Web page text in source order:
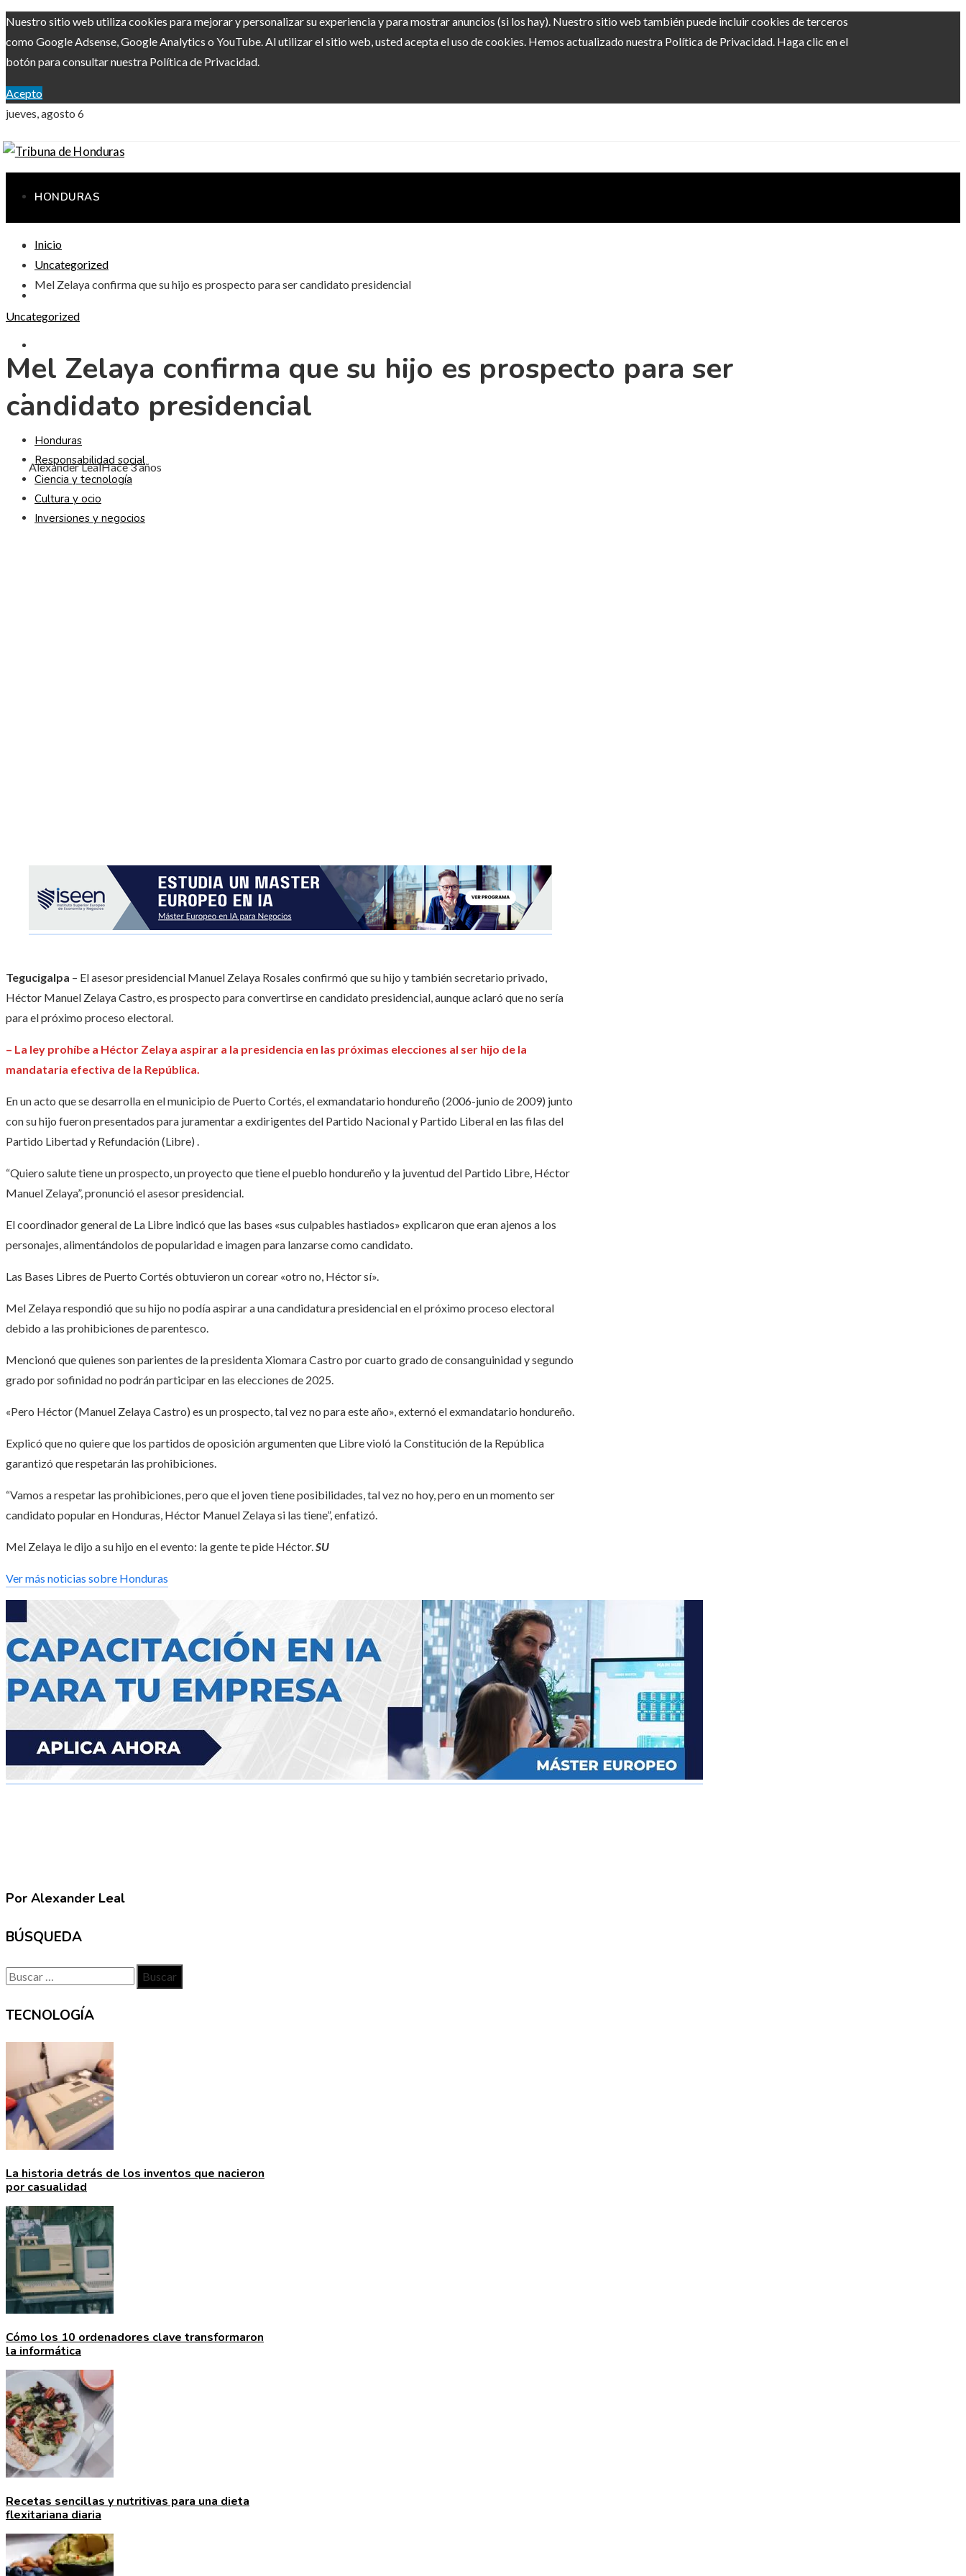
Nuestro sitio web utiliza cookies para mejorar y personalizar su experiencia y para mostrar anuncios (si los hay). Nuestro sitio web también puede incluir cookies de terceros
como Google Adsense, Google Analytics o YouTube. Al utilizar el sitio web, usted acepta el uso de cookies. Hemos actualizado nuestra Política de Privacidad. Haga clic en el
botón para consultar nuestra Política de Privacidad.
Acepto
jueves, agosto 6
HONDURAS
RESPONSABILIDAD SOCIAL
INVERSIONES Y NEGOCIOS
Honduras
Responsabilidad social
Ciencia y tecnología
Cultura y ocio
Inversiones y negocios
Inicio
Uncategorized
Mel Zelaya confirma que su hijo es prospecto para ser candidato presidencial
Uncategorized
Mel Zelaya confirma que su hijo es prospecto para ser
candidato presidencial
Alexander LealHace 3 años
Tegucigalpa – El asesor presidencial Manuel Zelaya Rosales confirmó que su hijo y también secretario privado,
Héctor Manuel Zelaya Castro, es prospecto para convertirse en candidato presidencial, aunque aclaró que no sería
para el próximo proceso electoral.
– La ley prohíbe a Héctor Zelaya aspirar a la presidencia en las próximas elecciones al ser hijo de la
mandataria efectiva de la República.
En un acto que se desarrolla en el municipio de Puerto Cortés, el exmandatario hondureño (2006-junio de 2009) junto
con su hijo fueron presentados para juramentar a exdirigentes del Partido Nacional y Partido Liberal en las filas del
Partido Libertad y Refundación (Libre) .
“Quiero salute tiene un prospecto, un proyecto que tiene el pueblo hondureño y la juventud del Partido Libre, Héctor
Manuel Zelaya”, pronunció el asesor presidencial.
El coordinador general de La Libre indicó que las bases «sus culpables hastiados» explicaron que eran ajenos a los
personajes, alimentándolos de popularidad e imagen para lanzarse como candidato.
Las Bases Libres de Puerto Cortés obtuvieron un corear «otro no, Héctor sí».
Mel Zelaya respondió que su hijo no podía aspirar a una candidatura presidencial en el próximo proceso electoral
debido a las prohibiciones de parentesco.
Mencionó que quienes son parientes de la presidenta Xiomara Castro por cuarto grado de consanguinidad y segundo
grado por sofinidad no podrán participar en las elecciones de 2025.
«Pero Héctor (Manuel Zelaya Castro) es un prospecto, tal vez no para este año», externó el exmandatario hondureño.
Explicó que no quiere que los partidos de oposición argumenten que Libre violó la Constitución de la República
garantizó que respetarán las prohibiciones.
“Vamos a respetar las prohibiciones, pero que el joven tiene posibilidades, tal vez no hoy, pero en un momento ser
candidato popular en Honduras, Héctor Manuel Zelaya si las tiene”, enfatizó.
Mel Zelaya le dijo a su hijo en el evento: la gente te pide Héctor.SU
Ver más noticias sobre Honduras
Por Alexander Leal
BÚSQUEDA
Buscar:
TECNOLOGÍA
La historia detrás de los inventos que nacieron
por casualidad
Cómo los 10 ordenadores clave transformaron
la informática
Recetas sencillas y nutritivas para una dieta
flexitariana diaria